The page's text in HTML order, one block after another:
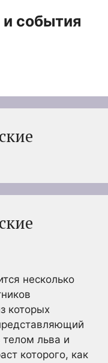
события
несколько
которых
льва и
которого, как